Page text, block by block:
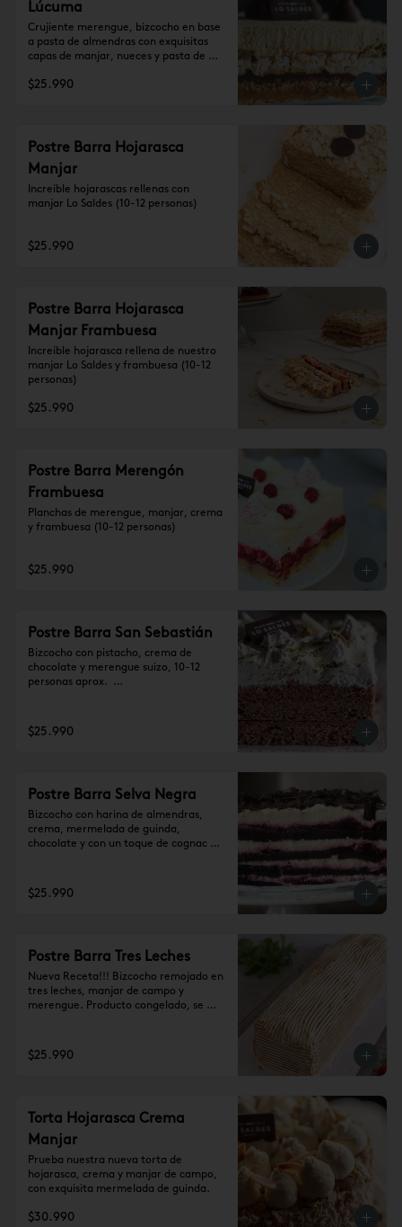
Lúcuma
Crujiente merengue, bizcocho en base
a pasta de almendras con exquisitas
capas de manjar, nueces y pasta de
(10-12 personas)
$25.990
Postre Barra Hojarasca
Manjar
Increíble hojarascas rellenas con
manjar Lo Saldes (10-12 personas)
$25.990
Postre Barra Hojarasca
Manjar Frambuesa
Increíble hojarasca rellena de nuestro
manjar Lo Saldes y frambuesa (10-12
personas)
$25.990
Postre Barra Merengón
Frambuesa
Planchas de merengue, manjar, crema
y frambuesa (10-12 personas)
$25.990
Postre Barra San Sebastián
Bizcocho con pistacho, crema de
chocolate y merengue suizo, 10-12
personas aprox.
consumir.
$25.990
Postre Barra Selva Negra
Bizcocho con harina de almendras,
crema, mermelada de guinda,
chocolate y con un toque de cognac
$25.990
Postre Barra Tres Leches
Nueva Receta!!! Bizcocho remojado en
tres leches, manjar de campo y
merengue. Producto congelado, se
personas)
$25.990
Torta Hojarasca Crema
Manjar
Prueba nuestra nueva torta de
hojarasca, crema y manjar de campo,
con exquisita mermelada de guinda.
$30.990